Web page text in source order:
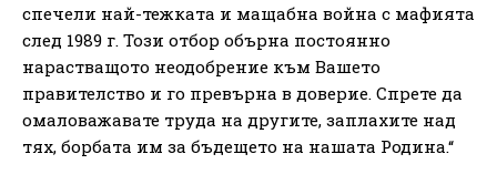
спечели най-тежката и мащабна война с мафията
след 1989 г. Този отбор обърна постоянно
нарастващото неодобрение към Вашето
правителство и го превърна в доверие. Спрете да
омаловажавате труда на другите, заплахите над
тях, борбата им за бъдещето на нашата Родина.“